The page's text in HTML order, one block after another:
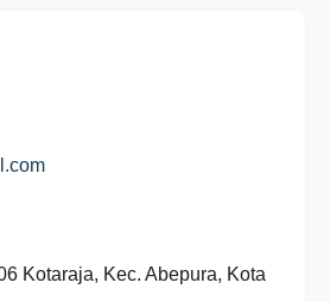
Kotaraja, Kec. Abepura, Kota